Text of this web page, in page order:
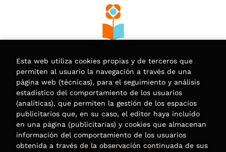
Esta web utiliza cookies propias y de terceros que
permiten al usuario la navegación a través de una
página web (técnicas), para el seguimiento y análisis
estadístico del comportamiento de los usuarios
(analíticas), que permiten la gestión de los espacios
publicitarios que, en su caso, el editor haya incluido
en una página (publicitarias) y cookies que almacenan
información del comportamiento de los usuarios
obtenida a través de la observación continuada de sus